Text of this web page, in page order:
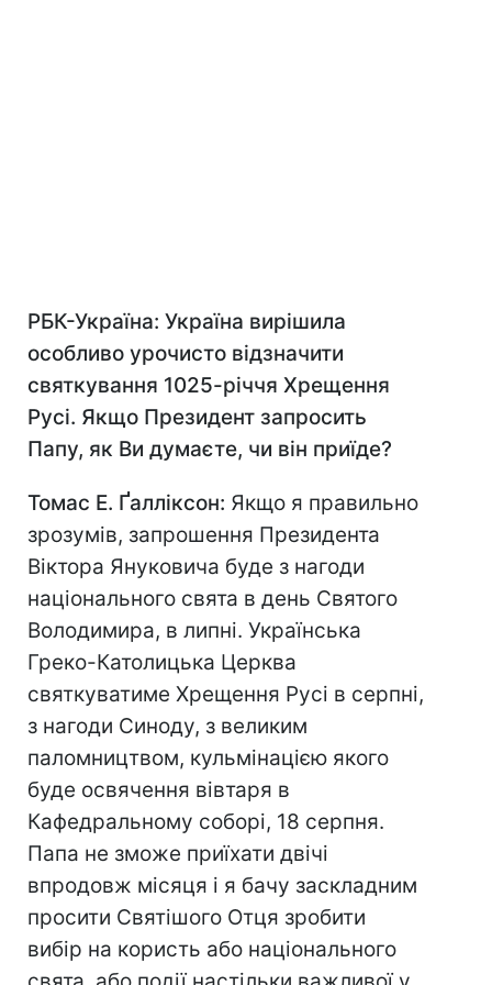
РБК-Україна: Україна вирішила
особливо урочисто відзначити
святкування 1025-річчя Хрещення
Русі. Якщо Президент запросить
Папу, як Ви думаєте, чи він приїде?
Томас Е. Ґалліксон: Якщо я правильно
зрозумів, запрошення Президента
Віктора Януковича буде з нагоди
національного свята в день Святого
Володимира, в липні. Українська
Греко-Католицька Церква
святкуватиме Хрещення Русі в серпні,
з нагоди Синоду, з великим
паломництвом, кульмінацією якого
буде освячення вівтаря в
Кафедральному соборі, 18 серпня.
Папа не зможе приїхати двічі
впродовж місяця і я бачу заскладним
просити Святішого Отця зробити
вибір на користь або національного